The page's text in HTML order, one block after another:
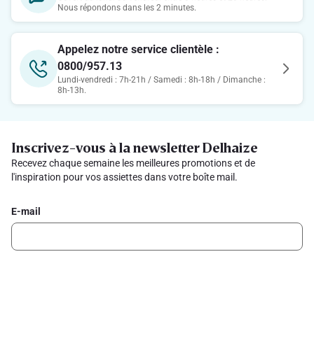
Nous répondons dans les 2 minutes.
Appelez notre service clientèle :
0800/957.13
Lundi-vendredi : 7h-21h / Samedi : 8h-18h / Dimanche :
8h-13h.
Inscrivez-vous à la newsletter Delhaize
Recevez chaque semaine les meilleures promotions et de
l'inspiration pour vos assiettes dans votre boîte mail.
E-mail